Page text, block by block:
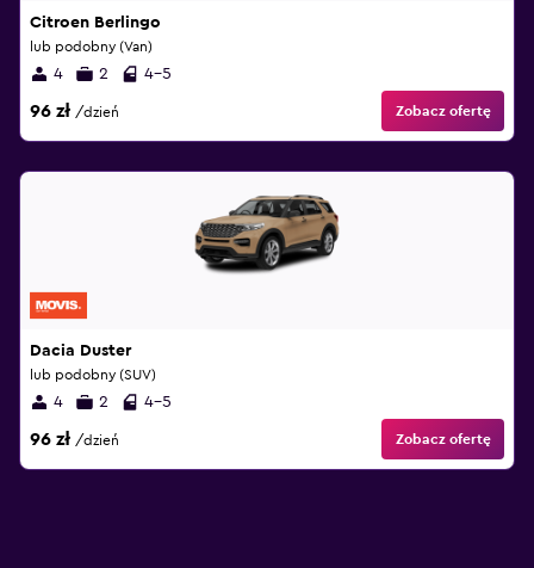
Citroen Berlingo
lub podobny (Van)
4 2 4-5
96 zł /dzień Zobacz ofertę
Dacia Duster
lub podobny (SUV)
4 2 4-5
96 zł /dzień Zobacz ofertę